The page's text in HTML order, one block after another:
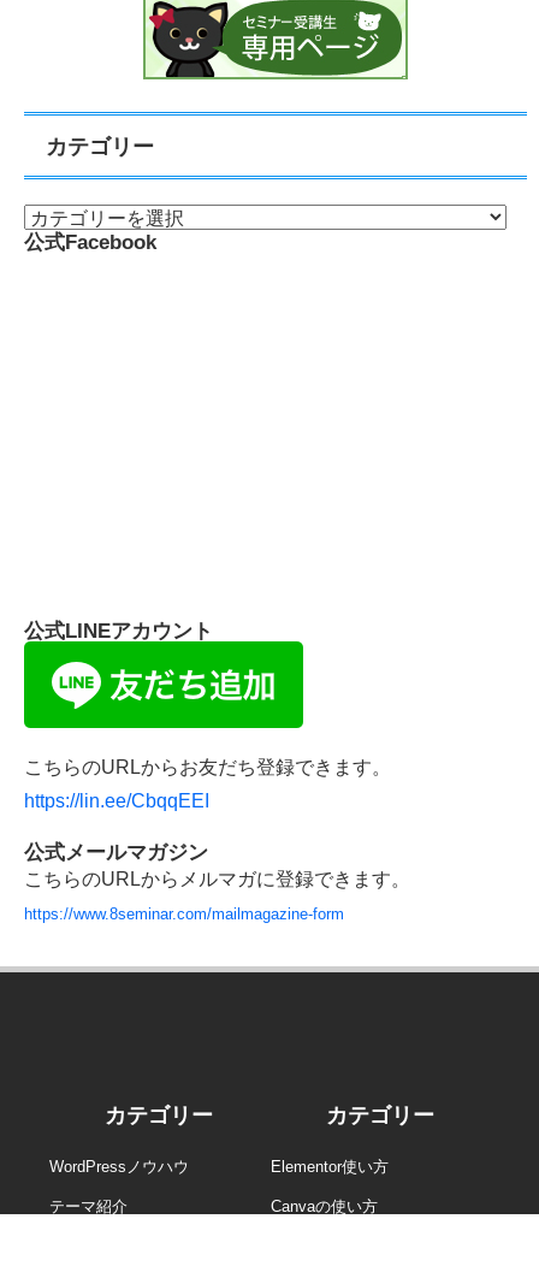
カテゴリー
公式Facebook
公式LINEアカウント
こちらのURLからお友だち登録できます。
https://lin.ee/CbqqEEI
公式メールマガジン
こちらのURLからメルマガに登録できます。
https://www.8seminar.com/mailmagazine-form
カテゴリー
WordPressノウハウ
テーマ紹介
カテゴリー
Elementor使い方
Canvaの使い方